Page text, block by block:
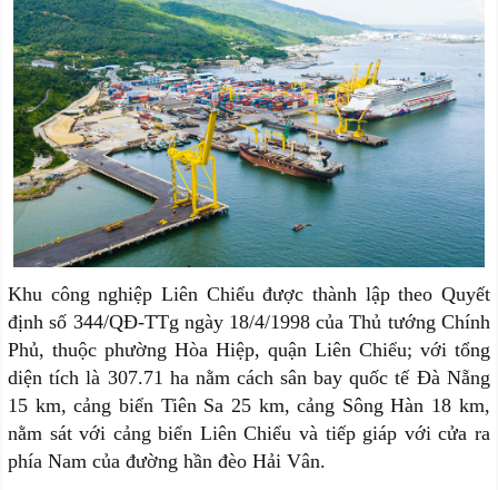
Khu công nghiệp Liên Chiểu được thành lập theo Quyết
định số 344/QĐ-TTg ngày 18/4/1998 của Thủ tướng Chính
Phủ, thuộc phường Hòa Hiệp, quận Liên Chiểu; với tổng
diện tích là 307.71 ha nằm cách sân bay quốc tế Đà Nẵng
15 km, cảng biển Tiên Sa 25 km, cảng Sông Hàn 18 km,
nằm sát với cảng biển Liên Chiểu và tiếp giáp với cửa ra
phía Nam của đường hần đèo Hải Vân.